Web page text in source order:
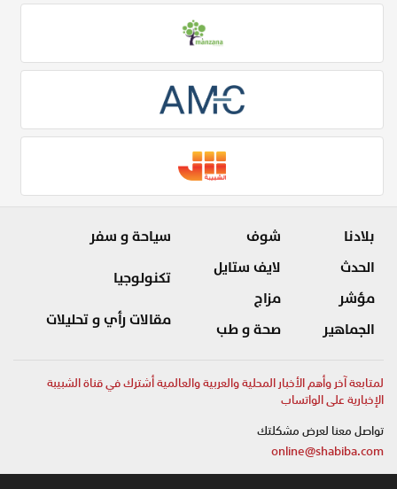
بلادنا
الحدث
مؤشر
الجماهير
شوف
لايف ستايل
مزاج
صحة و طب
سياحة و سفر
تكنولوجيا
مقالات رأي و تحليلات
لمتابعة آخر وأهم الأخبار المحلية والعربية والعالمية أشترك في قناة الشبيبة
الإخبارية على الواتساب
تواصل معنا لعرض مشكلتك
online@shabiba.com